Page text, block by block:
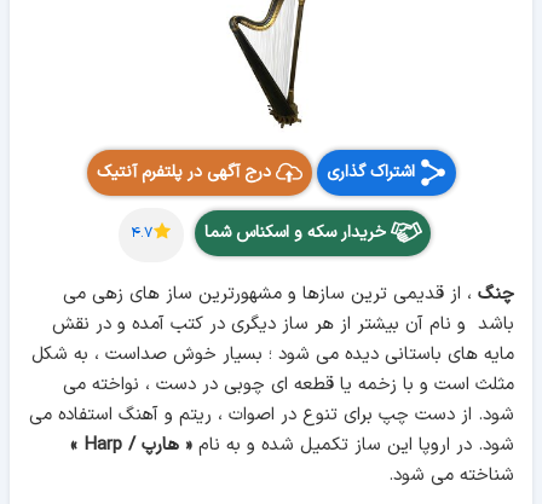
اشتراک گذاری درج آگهی در پلتفرم آنتیک
خریدار سکه و اسکناس شما ۴.۷
چنگ ، از قدیمی ترین سازها و مشهورترین ساز های زهی می
باشد و نام آن بیشتر از هر ساز دیگری در کتب آمده و در نقش
مایه های باستانی دیده می شود ؛ بسیار خوش صداست ، به شکل
مثلث است و با زخمه یا قطعه ای چوبی در دست ، نواخته می
شود. از دست چپ برای تنوع در اصوات ، ریتم و آهنگ استفاده می
شود. در اروپا این ساز تکمیل شده و به نام « هارپ / Harp »
شناخته می شود.